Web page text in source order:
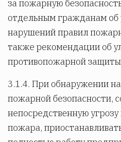
за пожарную
отдельным гражданам об
нарушений правил
также рекомендации об
противопожарной защиты
3.1.4. При обнаружении
пожарной безопасности,
непосредственную
пожара,